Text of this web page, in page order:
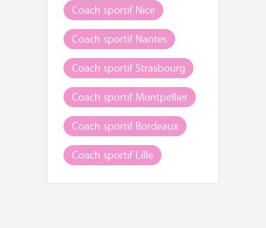
Coach sportif Nice
Coach sportif Nantes
Coach sportif Strasbourg
Coach sportif Montpellier
Coach sportif Bordeaux
Coach sportif Lille